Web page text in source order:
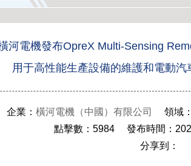
河電機發布OpreX Multi-Sensing
用于高性能生產設備的維護和電動
企業： 橫河電機（中國）有限公司
領域
點擊數：5984 發布時間：
分享到：